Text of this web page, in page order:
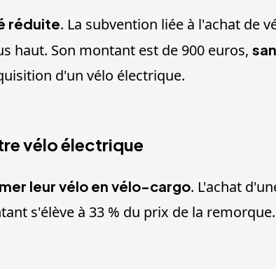
réduite. La subvention liée à l'achat de
haut. Son montant est de 900 euros,
d'un vélo électrique.
vélo électrique
leur vélo en vélo-cargo. L'achat
s'élève à 33 % du prix de la